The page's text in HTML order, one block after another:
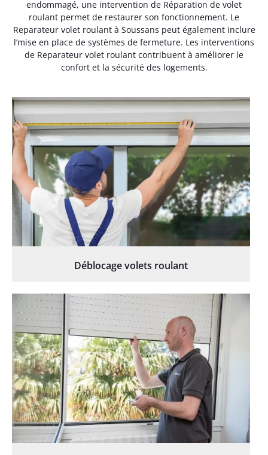
endommagé, une intervention de Réparation de volet
roulant permet de restaurer son fonctionnement. Le
Reparateur volet roulant à Soussans peut également inclure
l’mise en place de systèmes de fermeture. Les interventions
de Reparateur volet roulant contribuent à améliorer le
confort et la sécurité des logements.
Déblocage volets roulant